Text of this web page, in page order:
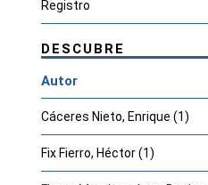
Registro
DESCUBRE
Autor
Cáceres Nieto, Enrique (1)
Fix Fierro, Héctor (1)